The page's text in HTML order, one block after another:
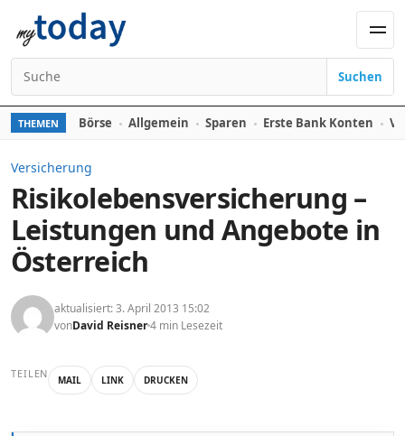
Zum Inhalt springen
Suchen nach:
Suchen
THEMEN Börse Allgemein Sparen Erste Bank Konten
Versicherung
Risikolebensversicherung –
Leistungen und Angebote in
Österreich
aktualisiert: 3. April 2013 15:02
vonDavid Reisner4 min Lesezeit
TEILEN MAIL LINK DRUCKEN